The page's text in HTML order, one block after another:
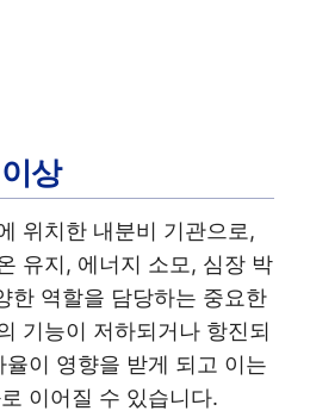
상
위치한 내분비 기관으로,
유지, 에너지 소모, 심장 박
한 역할을 담당하는 중요한
기능이 저하되거나 항진되
이 영향을 받게 되고 이는
이어질 수 있습니다.